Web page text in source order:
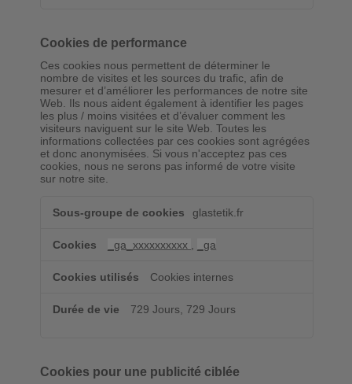
Cookies de performance
Ces cookies nous permettent de déterminer le
nombre de visites et les sources du trafic, afin de
mesurer et d’améliorer les performances de notre site
Web. Ils nous aident également à identifier les pages
les plus / moins visitées et d’évaluer comment les
visiteurs naviguent sur le site Web. Toutes les
informations collectées par ces cookies sont agrégées
et donc anonymisées. Si vous n'acceptez pas ces
cookies, nous ne serons pas informé de votre visite
sur notre site.
de
glastetik.fr
_ga_xxxxxxxxxx _ga
Cookies internes
729 Jours, 729 Jours
Cookies pour une publicité ciblée